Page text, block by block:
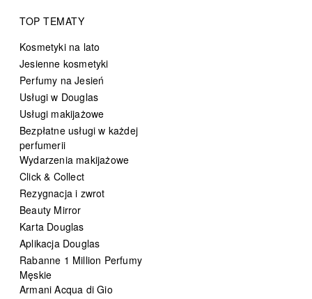
TOP TEMATY
Kosmetyki na lato
Jesienne kosmetyki
Perfumy na Jesień
Usługi w Douglas
Usługi makijażowe
Bezpłatne usługi w każdej
perfumerii
Wydarzenia makijażowe
Click & Collect
Rezygnacja i zwrot
Beauty Mirror
Karta Douglas
Aplikacja Douglas
Rabanne 1 Million Perfumy
Męskie
Armani Acqua di Gio